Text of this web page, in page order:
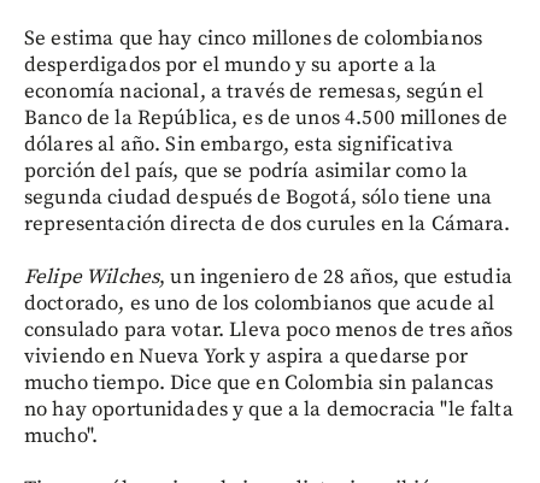
Se estima que hay cinco millones de colombianos
desperdigados por el mundo y su aporte a la
economía nacional, a través de remesas, según el
Banco de la República, es de unos 4.500 millones de
dólares al año. Sin embargo, esta significativa
porción del país, que se podría asimilar como la
segunda ciudad después de Bogotá, sólo tiene una
representación directa de dos curules en la Cámara.
Felipe Wilches, un ingeniero de 28 años, que estudia
doctorado, es uno de los colombianos que acude al
consulado para votar. Lleva poco menos de tres años
viviendo en Nueva York y aspira a quedarse por
mucho tiempo. Dice que en Colombia sin palancas
no hay oportunidades y que a la democracia "le falta
mucho".